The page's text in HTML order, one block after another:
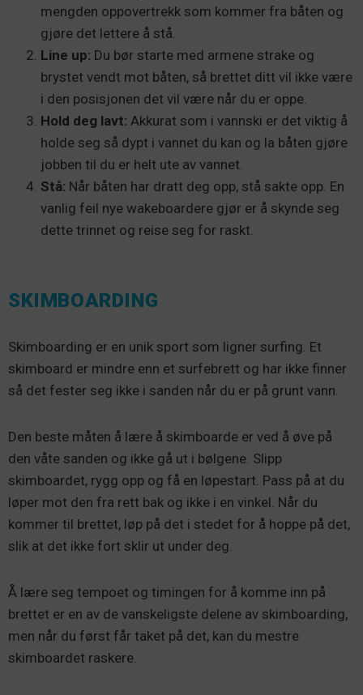
mengden oppovertrekk som kommer fra båten og
gjøre det lettere å stå.
Line up: Du bør starte med armene strake og
brystet vendt mot båten, så brettet ditt vil ikke være
i den posisjonen det vil være når du er oppe.
Hold deg lavt: Akkurat som i vannski er det viktig å
holde seg så dypt i vannet du kan og la båten gjøre
jobben til du er helt ute av vannet.
Stå: Når båten har dratt deg opp, stå sakte opp. En
vanlig feil nye wakeboardere gjør er å skynde seg
dette trinnet og reise seg for raskt.
SKIMBOARDING
Skimboarding er en unik sport som ligner surfing. Et
skimboard er mindre enn et surfebrett og har ikke finner
så det fester seg ikke i sanden når du er på grunt vann.
Den beste måten å lære å skimboarde er ved å øve på
den våte sanden og ikke gå ut i bølgene. Slipp
skimboardet, rygg opp og få en løpestart. Pass på at du
løper mot den fra rett bak og ikke i en vinkel. Når du
kommer til brettet, løp på det i stedet for å hoppe på det,
slik at det ikke fort sklir ut under deg.
Å lære seg tempoet og timingen for å komme inn på
brettet er en av de vanskeligste delene av skimboarding,
men når du først får taket på det, kan du mestre
skimboardet raskere.